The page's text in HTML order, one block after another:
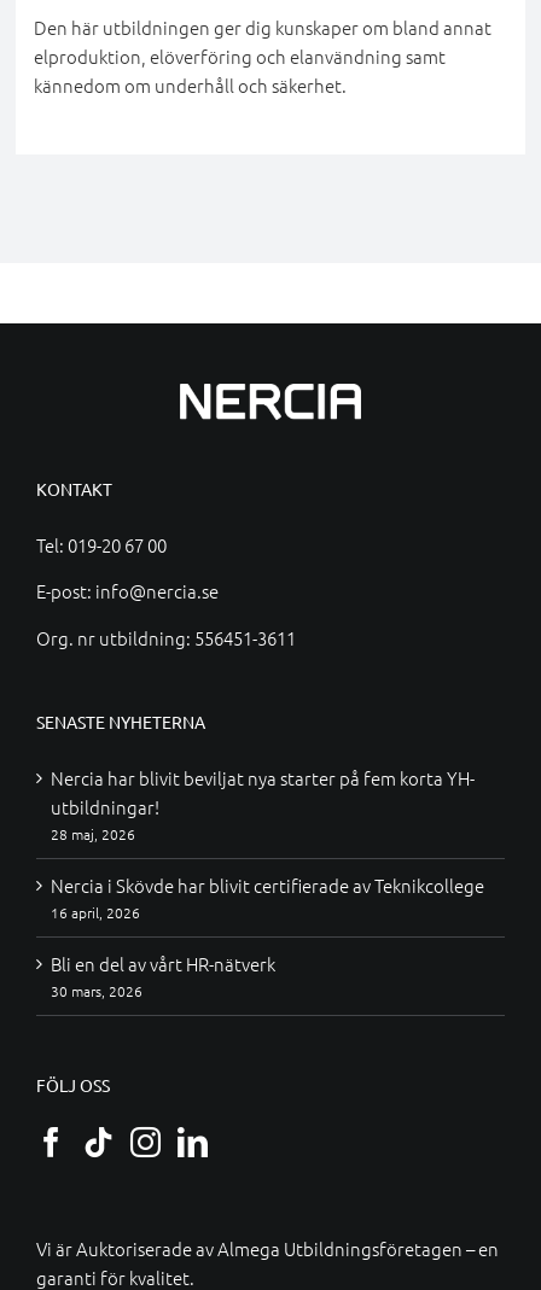
Den här utbildningen ger dig kunskaper om bland annat
elproduktion, elöverföring och elanvändning samt
kännedom om underhåll och säkerhet.
KONTAKT
Tel: 019-20 67 00
E-post: info@nercia.se
Org. nr utbildning: 556451-3611
SENASTE NYHETERNA
Nercia har blivit beviljat nya starter på fem korta YH-
utbildningar!
28 maj, 2026
Nercia i Skövde har blivit certifierade av Teknikcollege
16 april, 2026
Bli en del av vårt HR-nätverk
30 mars, 2026
FÖLJ OSS
Vi är Auktoriserade avAlmega Utbildningsföretagen– en
garanti för kvalitet.